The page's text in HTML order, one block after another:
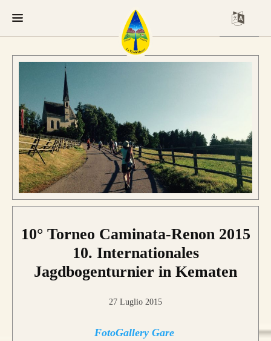
10° Torneo Caminata-Renon 2015
10. Internationales
Jagdbogenturnier in Kematen
27 Luglio 2015
FotoGallery Gare